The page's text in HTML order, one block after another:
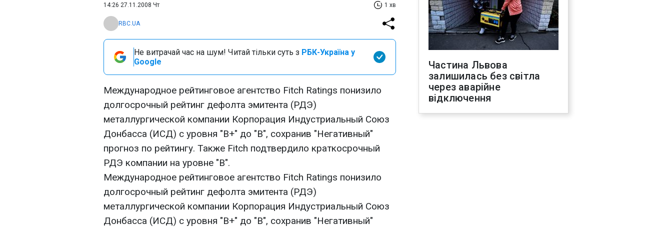
14:26 27.11.2008 Чт 1 хв
RBC.UA
Не витрачай час на шум! Читай тільки суть з РБК-Україна у
Google
Международное рейтинговое агентство Fitch Ratings понизило
долгосрочный рейтинг дефолта эмитента (РДЭ)
металлургической компании Корпорация Индустриальный Союз
Донбасса (ИСД) с уровня "B+" до "B", сохранив "Негативный"
прогноз по рейтингу. Также Fitch подтвердило краткосрочный
РДЭ компании на уровне "B".
Международное рейтинговое агентство Fitch Ratings понизило
долгосрочный рейтинг дефолта эмитента (РДЭ)
металлургической компании Корпорация Индустриальный Союз
Донбасса (ИСД) с уровня "B+" до "B", сохранив "Негативный"
Частина Львова
залишилась без світла
через аварійне
відключення